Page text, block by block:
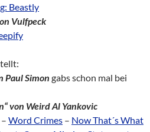
Beastly
Vulfpeck
Paul Simon gabs schon mal bei
von Weird Al Yankovic
– Word Crimes – Now That´s What